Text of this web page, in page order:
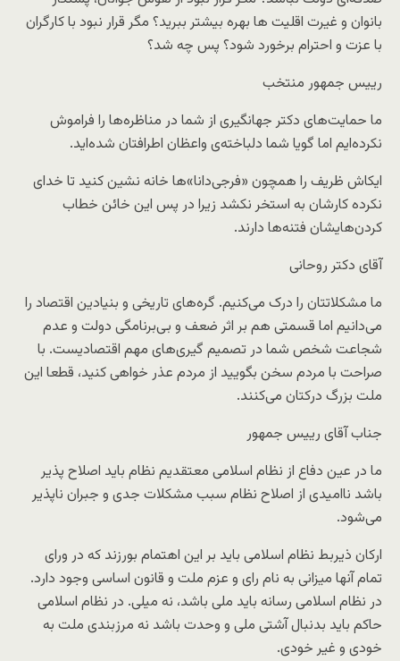
بانوان و غیرت اقلیت ها بهره بیشتر ببرید؟ مگر قرار نبود با کارگران
با عزت و احترام برخورد شود؟ پس چه شد؟
رییس جمهور منتخب
ما حمایت‌های دکتر جهانگیری از شما در مناظره‌ها را فراموش
نکرده‌ایم اما گویا شما دلباخته‌ی واعظان اطرافتان شده‌اید.
ایکاش ظریف را همچون «فرجی‌دانا»ها خانه نشین کنید تا خدای
نکرده کارشان به استخر نکشد زیرا در پس این خائن خطاب
کردن‌هایشان فتنه‌ها دارند.
آقای دکتر روحانی
ما مشکلاتتان را درک می‌کنیم. گره‌های تاریخی و بنیادین اقتصاد را
می‌دانیم اما قسمتی هم بر اثر ضعف و بی‌برنامگی دولت و عدم
شجاعت شخص شما در تصمیم گیری‌های مهم اقتصادیست. با
صراحت با مردم سخن بگویید از مردم عذر خواهی کنید، قطعا این
ملت بزرگ درکتان می‌کنند.
جناب آقای رییس جمهور
ما در عین دفاع از نظام اسلامی معتقدیم نظام باید اصلاح پذیر
باشد ناامیدی از اصلاح نظام سبب مشکلات جدی و جبران ناپذیر
می‌شود.
ارکان ذیربط نظام اسلامی باید بر این اهتمام بورزند که در ورای
تمام آنها میزانی به نام رای و عزم ملت و قانون اساسی وجود دارد.
در نظام اسلامی رسانه باید ملی باشد، نه میلی. در نظام اسلامی
حاکم باید بدنبال آشتی ملی و وحدت باشد نه مرزبندی ملت به
خودی و غیر خودی.